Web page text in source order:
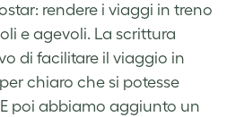
rendere i viaggi in treno
e agevoli. La scrittura
di facilitare il viaggio in
chiaro che si potesse
poi abbiamo aggiunto un